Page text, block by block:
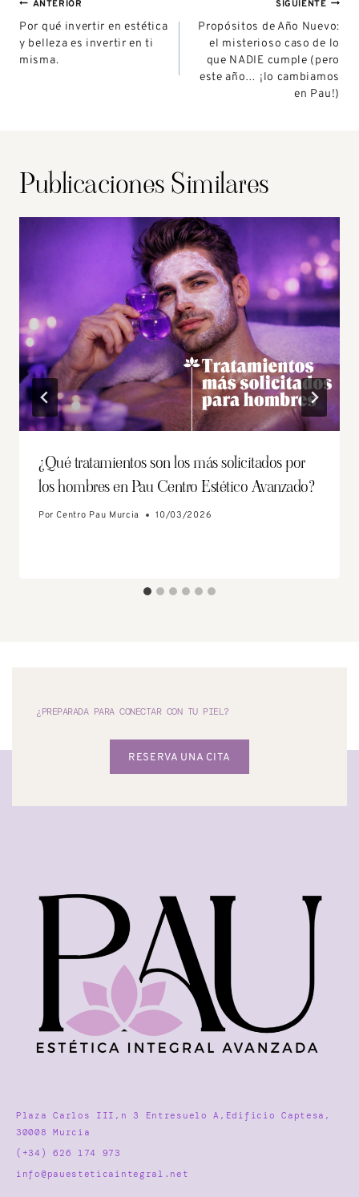
ANTERIOR
Por qué invertir en estética
y belleza es invertir en ti
misma.
SIGUIENTE
Propósitos de Año Nuevo:
el misterioso caso de lo
que NADIE cumple (pero
este año… ¡lo cambiamos
en Pau!)
Publicaciones Similares
¿Qué tratamientos son los más solicitados por
los hombres en Pau Centro Estético Avanzado?
Por Centro Pau Murcia 10/03/2026
¿PREPARADA PARA CONECTAR CON TU PIEL?
RESERVA UNA CITA
Plaza Carlos III,n 3 Entresuelo A,Edificio Captesa,
30008 Murcia
(+34) 626 174 973
info@pauesteticaintegral.net